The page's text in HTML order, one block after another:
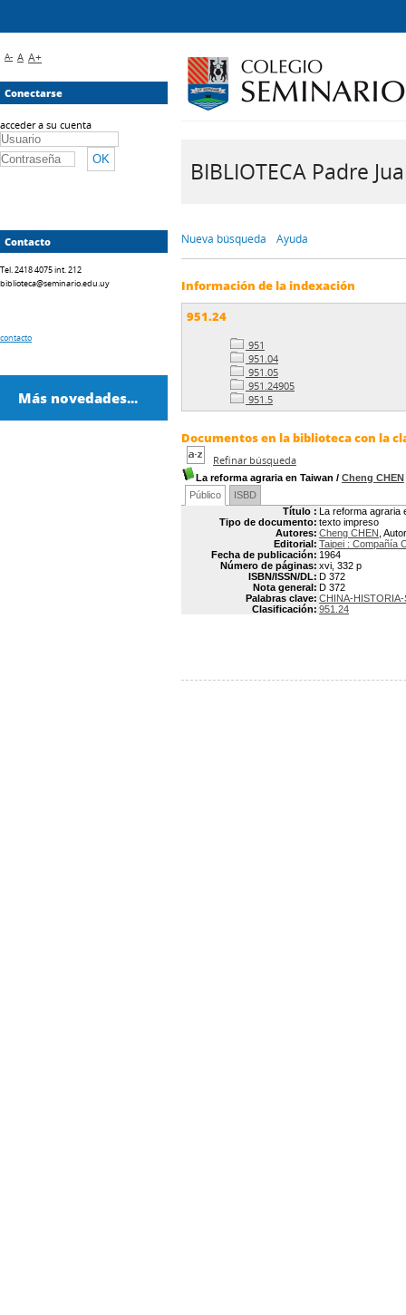
BIBLIOTECA Padre
Nueva búsqueda Ayuda
Información de la indexación
951.24
951
951.04
951.05
951.24905
951.5
Documentos en la biblioteca con la
Refinar búsqueda
La reforma agraria en Taiwan / Cheng CHEN
Público
ISBD
Título : La reforma agraria
Tipo de documento: texto impreso
Autores: Cheng CHEN , Autor
Editorial: Taipei : Compañía
Fecha de publicación: 1964
Número de páginas: xvi, 332 p
ISBN/ISSN/DL: D 372
Nota general: D 372
Palabras clave: CHINA-
Clasificación: 951.24
A- A A+
Conectarse
acceder a su cuenta
Contacto
Tel. 2418 4075 int. 212
biblioteca@seminario.edu.uy
contacto
Más novedades...